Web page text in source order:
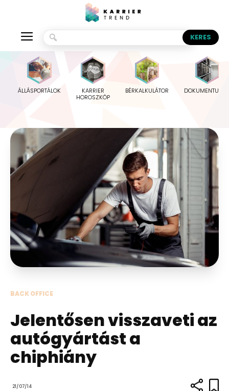
ÁLLÁSPORTÁLOK
KARRIER
HOROSZKÓP
BÉRKALKULÁTOR
BACK OFFICE
Jelentősen visszaveti az
autógyártást a
chiphiány
21/07/14